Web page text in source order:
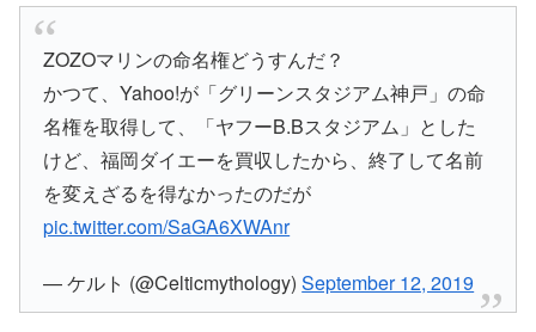
ZOZOマリンの命名権どうすんだ？
かつて、Yahoo!が「グリーンスタジアム神戸」の命
名権を取得して、「ヤフーB.Bスタジアム」とした
けど、福岡ダイエーを買収したから、終了して名前
を変えざるを得なかったのだが
pic.twitter.com/SaGA6XWAnr
— ケルト (@Celticmythology)September 12, 2019